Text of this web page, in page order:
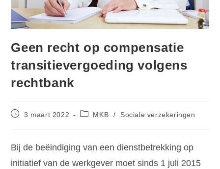
Geen recht op compensatie
transitievergoeding volgens
rechtbank
3 maart 2022 MKB / Sociale verzekeringen
Bij de beëindiging van een dienstbetrekking op
initiatief van de werkgever moet sinds 1 juli 2015